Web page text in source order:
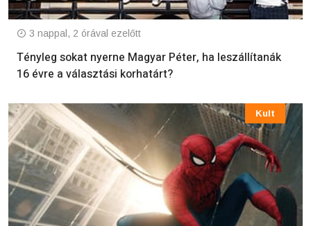
3 nappal, 2 órával ezelőtt
Tényleg sokat nyerne Magyar Péter, ha leszállítanák
16 évre a választási korhatárt?
Kult